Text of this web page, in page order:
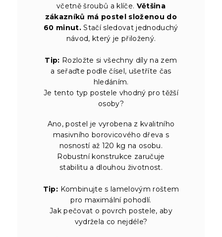
včetně šroubů a klíče. Většina
zákazníků má postel složenou do
60 minut. Stačí sledovat jednoduchý
návod, který je přiložený.
Tip: Rozložte si všechny díly na zem
a seřaďte podle čísel, ušetříte čas
hledáním.
Je tento typ postele vhodný pro těžší
osoby?
Ano, postel je vyrobena z kvalitního
masivního borovicového dřeva s
nosností až 120 kg na osobu.
Robustní konstrukce zaručuje
stabilitu a dlouhou životnost.
Tip: Kombinujte s lamelovým roštem
pro maximální pohodlí.
Jak pečovat o povrch postele, aby
vydržela co nejdéle?